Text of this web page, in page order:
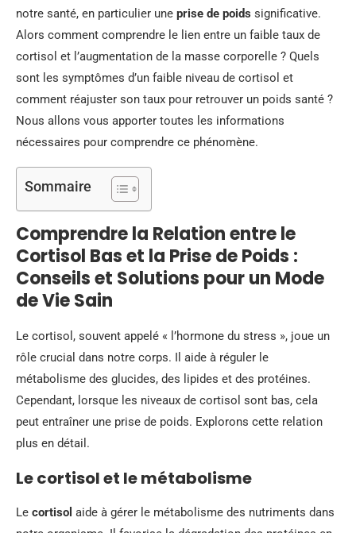
notre santé, en particulier une prise de poids significative.
Alors comment comprendre le lien entre un faible taux de
cortisol et l’augmentation de la masse corporelle ? Quels
sont les symptômes d’un faible niveau de cortisol et
comment réajuster son taux pour retrouver un poids santé ?
Nous allons vous apporter toutes les informations
nécessaires pour comprendre ce phénomène.
Sommaire
Comprendre la Relation entre le
Cortisol Bas et la Prise de Poids :
Conseils et Solutions pour un Mode
de Vie Sain
Le cortisol, souvent appelé « l’hormone du stress », joue un
rôle crucial dans notre corps. Il aide à réguler le
métabolisme des glucides, des lipides et des protéines.
Cependant, lorsque les niveaux de cortisol sont bas, cela
peut entraîner une prise de poids. Explorons cette relation
plus en détail.
Le cortisol et le métabolisme
Le cortisol aide à gérer le métabolisme des nutriments dans